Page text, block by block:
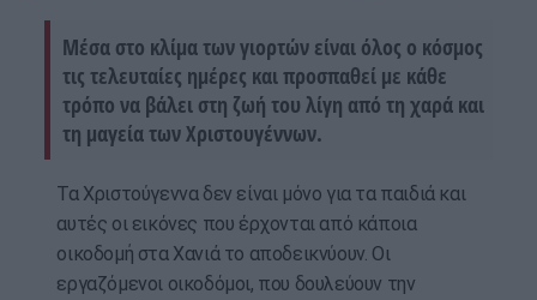
Μέσα στο κλίμα των γιορτών είναι όλος ο κόσμος
τις τελευταίες ημέρες και προσπαθεί με κάθε
τρόπο να βάλει στη ζωή του λίγη από τη χαρά και
τη μαγεία των Χριστουγέννων.
Τα Χριστούγεννα δεν είναι μόνο για τα παιδιά και
αυτές οι εικόνες που έρχονται από κάποια
οικοδομή στα Χανιά το αποδεικνύουν. Οι
εργαζόμενοι οικοδόμοι, που δουλεύουν την